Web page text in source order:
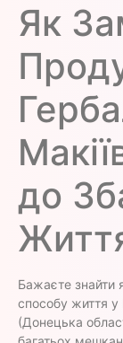
Як
до
Бажаєте знайти
способу життя у
(Донецька